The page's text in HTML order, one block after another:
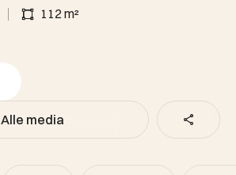
112 m²
Alle media